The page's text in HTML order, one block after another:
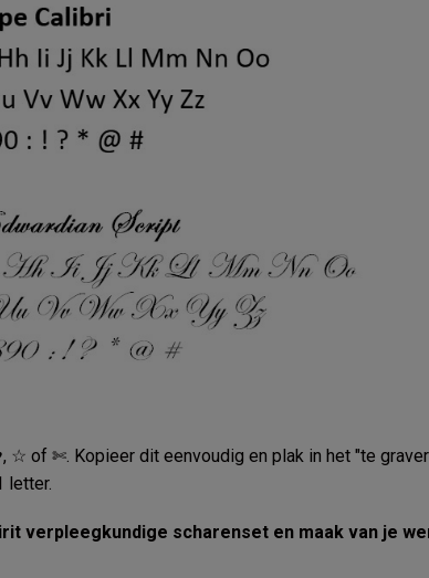
☆ of ✄. Kopieer dit eenvoudig en plak in het "te
letter.
verpleegkundige scharenset en maak van je